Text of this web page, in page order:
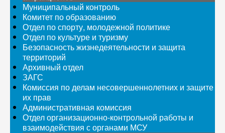
Муниципальный контроль
Комитет по образованию
Отдел по спорту, молодежной политике
Отдел по культуре и туризму
Безопасность жизнедеятельности и защита
территорий
Архивный отдел
ЗАГС
Комиссия по делам несовершеннолетних и защите
их прав
Административная комиссия
Отдел организационно-контрольной работы и
взаимодействия с органами МСУ